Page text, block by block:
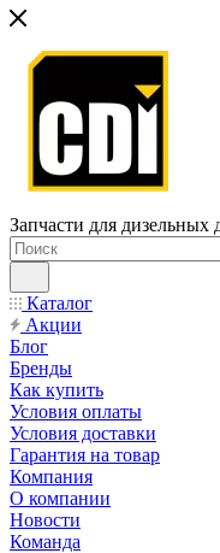
Запчасти для дизельных
Каталог
Акции
Блог
Бренды
Как купить
Условия оплаты
Условия доставки
Гарантия на товар
Компания
О компании
Новости
Команда